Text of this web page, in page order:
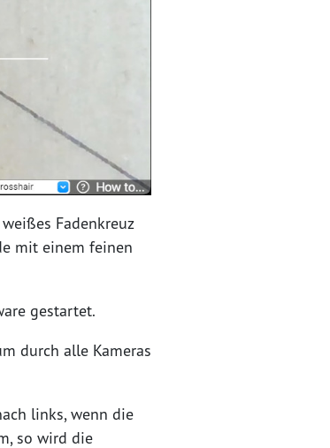
Fadenkreuz
mit einem feinen
gestartet.
durch alle Kameras
links, wenn die
so wird die